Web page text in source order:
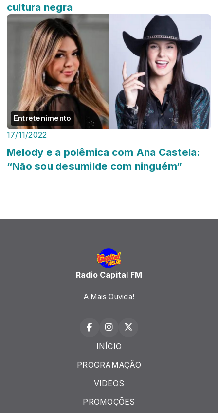
cultura negra
Entretenimento
17/11/2022
Melody e a polêmica com Ana Castela:
“Não sou desumilde com ninguém”
Radio Capital FM
A Mais Ouvida!
INÍCIO
PROGRAMAÇÃO
VIDEOS
PROMOÇÕES